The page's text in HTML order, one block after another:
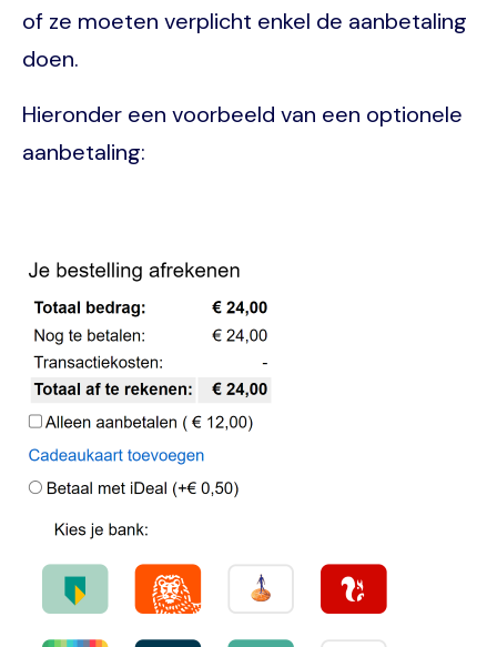
of ze moeten verplicht enkel de aanbetaling
doen.
Hieronder een voorbeeld van een optionele
aanbetaling: